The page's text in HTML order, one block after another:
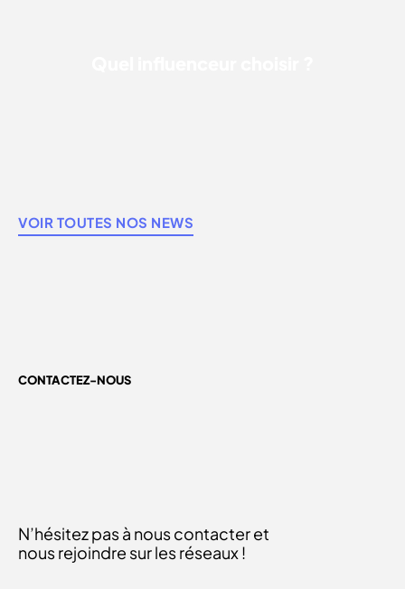
VOIR TOUTES NOS NEWS
CONTACTEZ-NOUS
N’hésitez pas à nous contacter et
nous rejoindre sur les réseaux !